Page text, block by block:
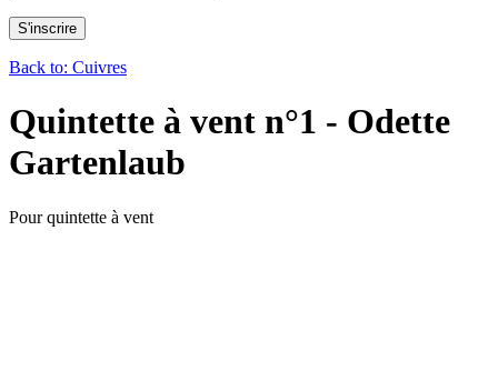
Back to: Cuivres
Quintette à vent n°1 - Odette
Gartenlaub
Pour quintette à vent